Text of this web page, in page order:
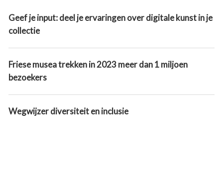
Geef je input: deel je ervaringen over digitale kunst in je
collectie
Friese musea trekken in 2023 meer dan 1 miljoen
bezoekers
Wegwijzer diversiteit en inclusie